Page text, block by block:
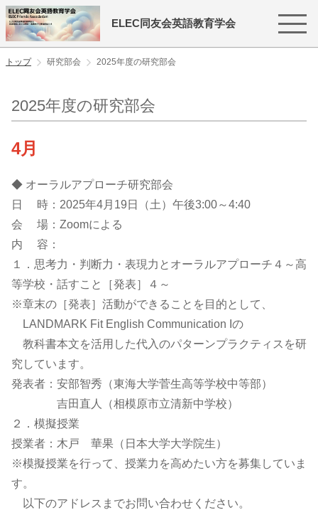
ELEC同友会英語教育学会
トップ 研究部会 2025年度の研究部会
2025年度の研究部会
4月
◆ オーラルアプローチ研究部会
日 時：2025年4月19日（土）午後3:00～4:40
会 場：Zoomによる
内 容：
１．思考力・判断力・表現力とオーラルアプローチ４～高
等学校・話すこと［発表］４～
※章末の［発表］活動ができることを目的として、
LANDMARK Fit English Communication Iの
教科書本文を活用した代入のパターンプラクティスを研
究しています。
発表者：安部智秀（東海大学菅生高等学校中等部）
吉田直人（相模原市立清新中学校）
２．模擬授業
授業者：木戸 華果（日本大学大学院生）
※模擬授業を行って、授業力を高めたい方を募集していま
す。
以下のアドレスまでお問い合わせください。